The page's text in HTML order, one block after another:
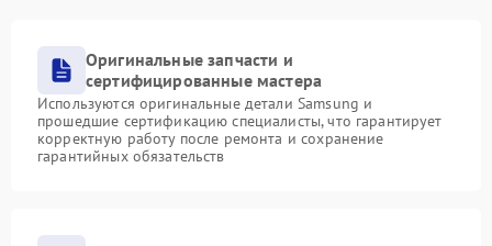
Оригинальные запчасти и
сертифицированные мастера
Используются оригинальные детали Samsung и
прошедшие сертификацию специалисты, что гарантирует
корректную работу после ремонта и сохранение
гарантийных обязательств